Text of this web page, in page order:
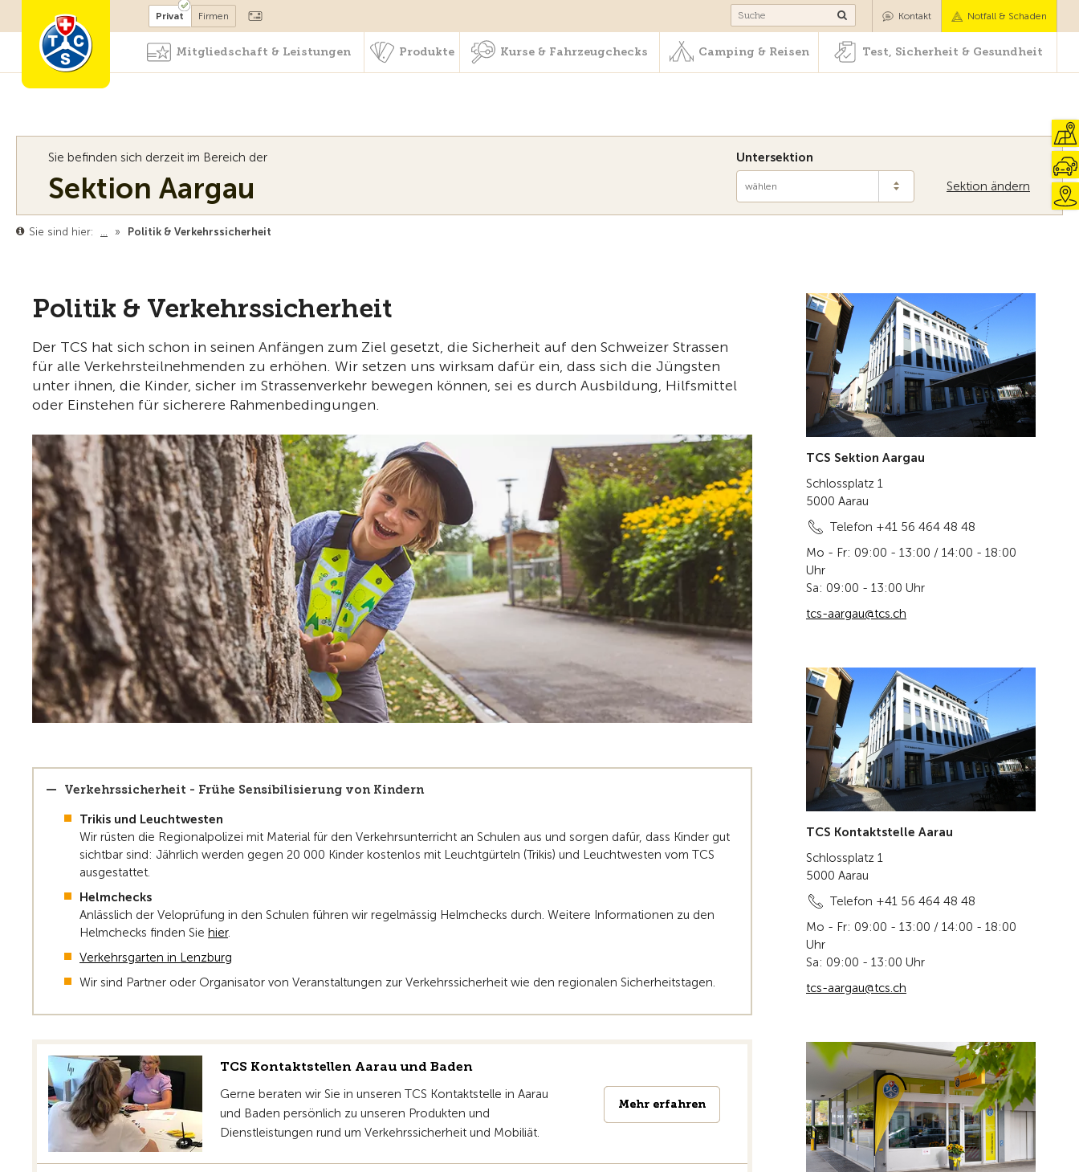
Mitglied werden Camping & Reisen Test, Sicherheit & Gesundheit
Privat Firmen Kontakt Notfall & Schaden
Mitgliedschaft & Leistungen Produkte Kurse & Fahrzeugchecks Camping & Reisen Test, Sicherheit & Gesundheit
Sie befinden sich derzeit im Bereich der
Sektion Aargau Sektion ändern
Untersektion
wählen
Sie sind hier: … » Politik & Verkehrssicherheit
Politik & Verkehrssicherheit
Der TCS hat sich schon in seinen Anfängen zum Ziel gesetzt, die Sicherheit auf den Schweizer Strassen
für alle Verkehrsteilnehmenden zu erhöhen. Wir setzen uns wirksam dafür ein, dass sich die Jüngsten
unter ihnen, die Kinder, sicher im Strassenverkehr bewegen können, sei es durch Ausbildung, Hilfsmittel
oder Einstehen für sicherere Rahmenbedingungen.
Verkehrssicherheit - Frühe Sensibilisierung von Kindern
Trikis und Leuchtwesten
Wir rüsten die Regionalpolizei mit Material für den Verkehrsunterricht an Schulen aus und sorgen dafür, dass Kinder gut
sichtbar sind: Jährlich werden gegen 20 000 Kinder kostenlos mit Leuchtgürteln (Trikis) und Leuchtwesten vom TCS
ausgestattet.
Helmchecks
Anlässlich der Veloprüfung in den Schulen führen wir regelmässig Helmchecks durch. Weitere Informationen zu den
Helmchecks finden Sie hier.
Verkehrsgarten in Lenzburg
Wir sind Partner oder Organisator von Veranstaltungen zur Verkehrssicherheit wie den regionalen Sicherheitstagen.
TCS Kontaktstellen Aarau und Baden
Gerne beraten wir Sie in unseren TCS Kontaktstelle in Aarau
und Baden persönlich zu unseren Produkten und
Dienstleistungen rund um Verkehrssicherheit und Mobiliät.
Mehr erfahren
Mehr erfahren
TCS Sektion Aargau
Schlossplatz 1
5000 Aarau
Telefon +41 56 464 48 48
Mo - Fr: 09:00 - 13:00 / 14:00 - 18:00
Uhr
Sa: 09:00 - 13:00 Uhr
tcs-aargau@tcs.ch
TCS Kontaktstelle Aarau
Schlossplatz 1
5000 Aarau
Telefon +41 56 464 48 48
Mo - Fr: 09:00 - 13:00 / 14:00 - 18:00
Uhr
Sa: 09:00 - 13:00 Uhr
tcs-aargau@tcs.ch